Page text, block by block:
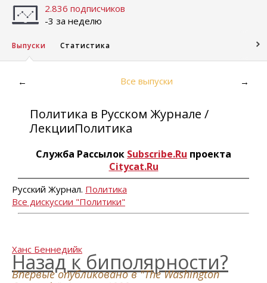
2.836 подписчиков
-3 за неделю
Выпуски Статистика
← Все выпуски →
Политика в Русском Журнале /
ЛекцииПолитика
Служба Рассылок Subscribe.Ru проекта
Citycat.Ru
Русский Журнал. Политика
Все дискуссии "Политики"
Ханс Беннедийк
Назад к биполярности?
Впервые опубликовано в "The Washington